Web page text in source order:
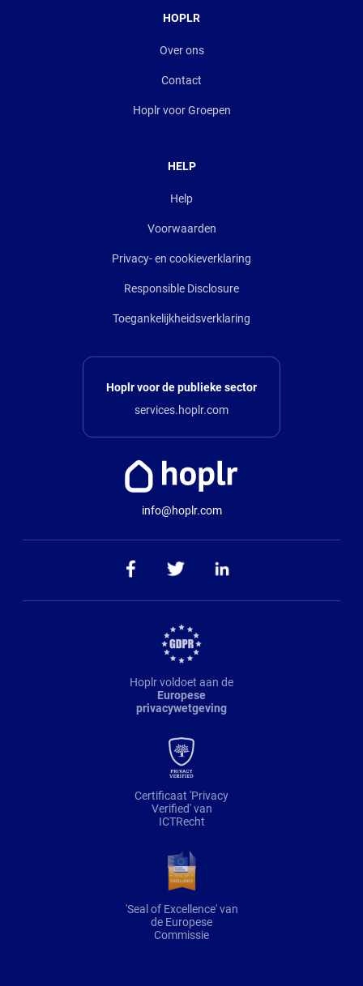
HOPLR
Over ons
Contact
Hoplr voor Groepen
HELP
Help
Voorwaarden
Privacy- en cookieverklaring
Responsible Disclosure
Toegankelijkheidsverklaring
Hoplr voor de publieke sector
services.hoplr.com
info@hoplr.com
Hoplr voldoet aan de
Europese
privacywetgeving
Certificaat 'Privacy
Verified' van
ICTRecht
'Seal of Excellence' van
de Europese
Commissie